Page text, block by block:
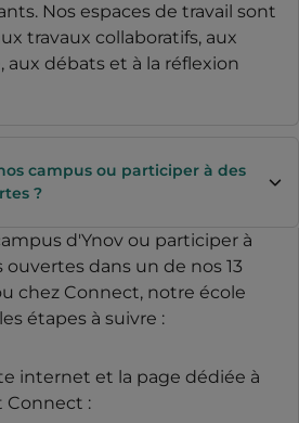
Nos espaces de travail sont
travaux collaboratifs, aux
aux débats et à la réflexion
campus ou participer à des
?
d'Ynov ou participer à
dans un de nos 13
chez Connect, notre école
étapes à suivre :
internet et la page dédiée à
Connect :